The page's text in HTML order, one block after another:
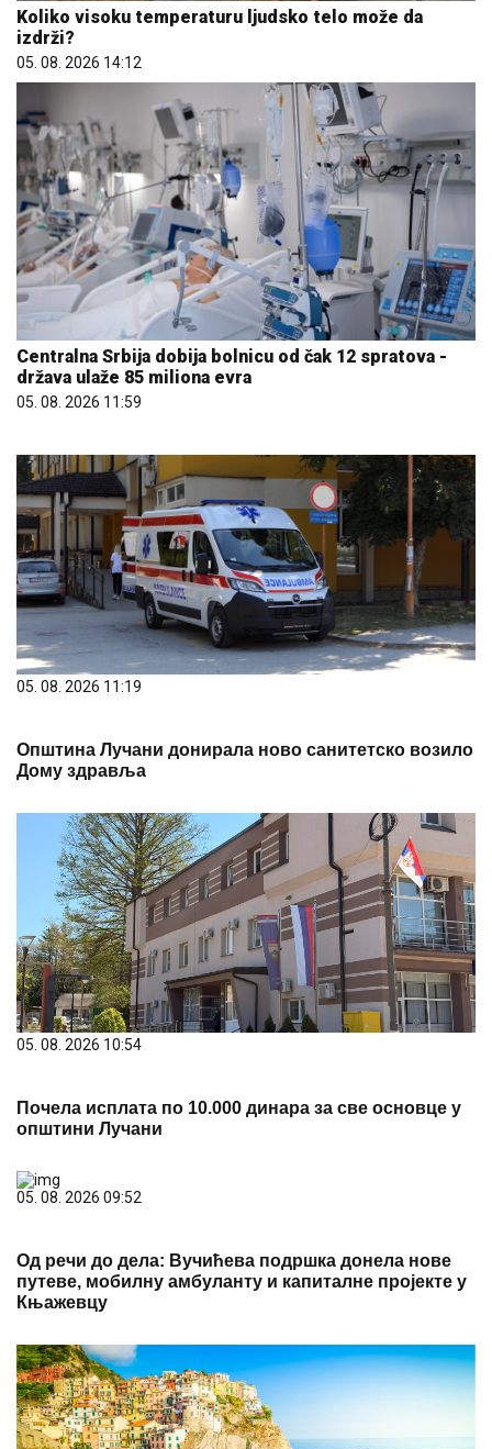
Koliko visoku temperaturu ljudsko telo može da
izdrži?
05. 08. 2026 14:12
Centralna Srbija dobija bolnicu od čak 12 spratova -
država ulaže 85 miliona evra
05. 08. 2026 11:59
05. 08. 2026 11:19
Општина Лучани донирала ново санитетско возило
Дому здравља
05. 08. 2026 10:54
Почела исплата по 10.000 динара за све основце у
општини Лучани
05. 08. 2026 09:52
Од речи до дела: Вучићева подршка донела нове
путеве, мобилну амбуланту и капиталне пројекте у
Књажевцу